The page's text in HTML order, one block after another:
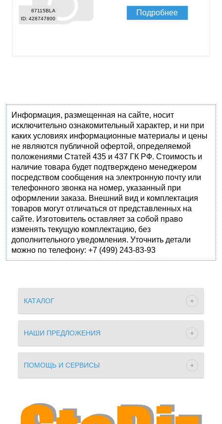
87115BLA
ID: 428747800
Подробнее
Информация, размещенная на сайте, носит
исключительно ознакомительный характер, и ни при
каких условиях информационные материалы и цены
не являются публичной офертой, определяемой
положениями Статей 435 и 437 ГК РФ. Стоимость и
наличие товара будет подтверждено менеджером
посредством сообщения на электронную почту или
телефонного звонка на номер, указанный при
оформлении заказа. Внешний вид и комплектация
товаров могут отличаться от представленных на
сайте. Изготовитель оставляет за собой право
изменять текущую комплектацию, без
дополнительного уведомления. Уточнить детали
можно по телефону: +7 (499) 243-83-93
КАТАЛОГ
НАШИ ПРЕДЛОЖЕНИЯ
ПОМОЩЬ И СЕРВИСЫ